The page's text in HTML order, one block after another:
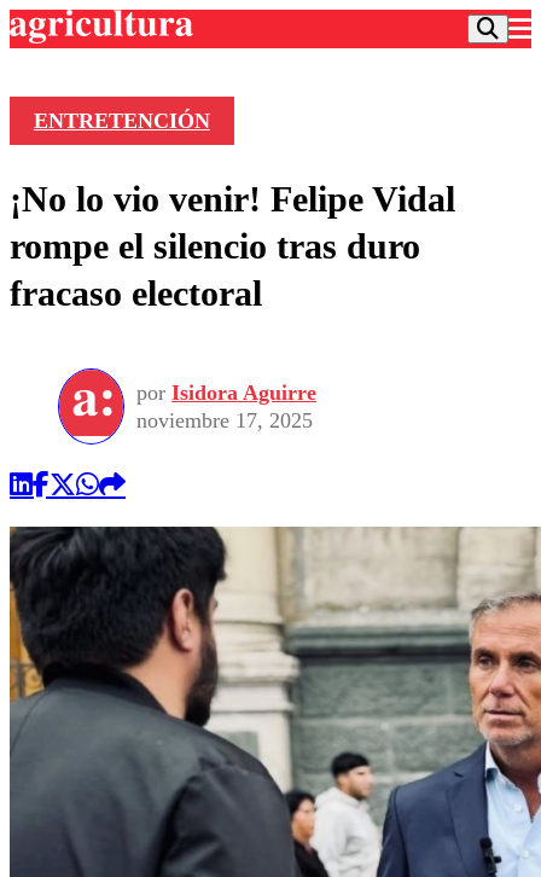
Frecuencias
Agricultura TV
Deportes
Colo Colo
Seleccion Chilena
Torneo Internacional
Universidad de Chile
Entretención
Economía
Internacional
Sustentabilidad
Publicaciones en medios
Opinión
ENTRETENCIÓN
¡No lo vio venir! Felipe Vidal
rompe el silencio tras duro
fracaso electoral
por Isidora Aguirre
noviembre 17, 2025